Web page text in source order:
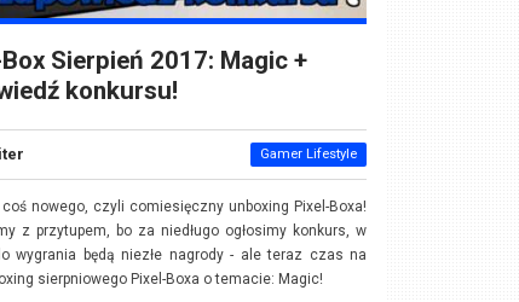
Sierpień 2017: Magic +
konkursu!
Gamer Lifestyle
nowego, czyli comiesięczny unboxing Pixel-Boxa!
z przytupem, bo za niedługo ogłosimy konkurs, w
wygrania będą niezłe nagrody - ale teraz czas na
sierpniowego Pixel-Boxa o temacie: Magic!